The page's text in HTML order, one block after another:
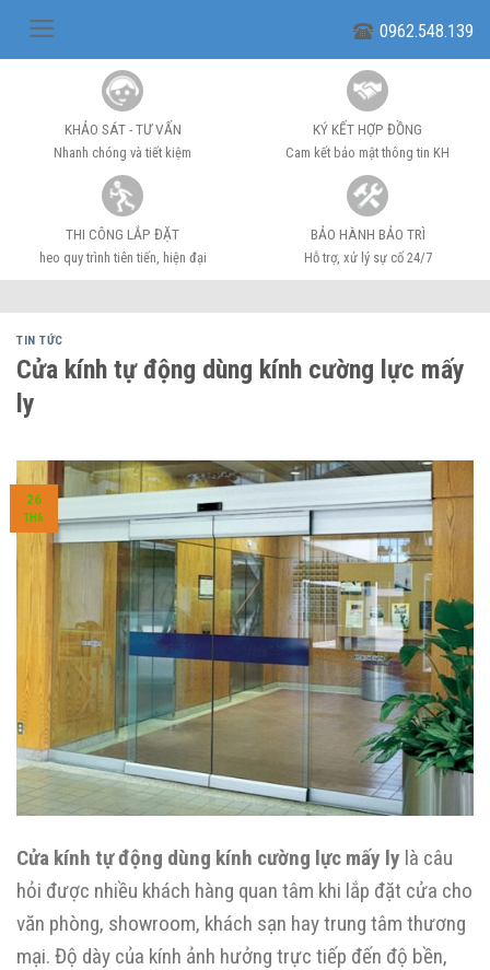
0962.548.139
KHẢO SÁT - TƯ VẤN
Nhanh chóng và tiết kiệm
KÝ KẾT HỢP ĐỒNG
Cam kết bảo mật thông tin KH
THI CÔNG LẮP ĐẶT
heo quy trình tiên tiến, hiện đại
BẢO HÀNH BẢO TRÌ
Hỗ trợ, xử lý sự cố 24/7
TIN TỨC
Cửa kính tự động dùng kính cường lực mấy
ly
26
TH6
Cửa kính tự động dùng kính cường lực mấy ly là câu
hỏi được nhiều khách hàng quan tâm khi lắp đặt cửa cho
văn phòng, showroom, khách sạn hay trung tâm thương
mại. Độ dày của kính ảnh hưởng trực tiếp đến độ bền,